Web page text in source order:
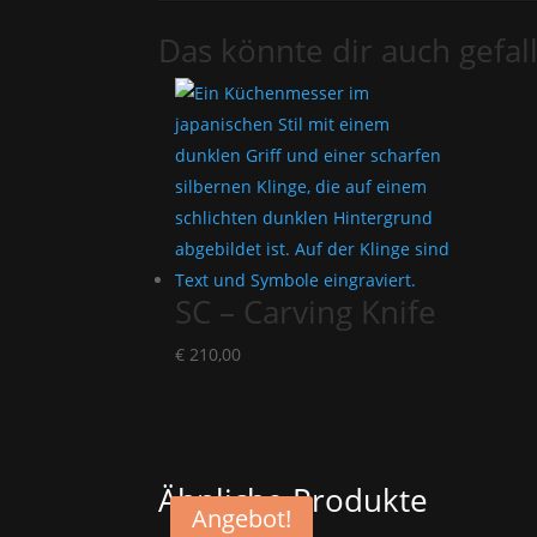
Das könnte dir auch
SC – Carving Knife
€ 210,00
Ähnliche Produkte
Angebot!